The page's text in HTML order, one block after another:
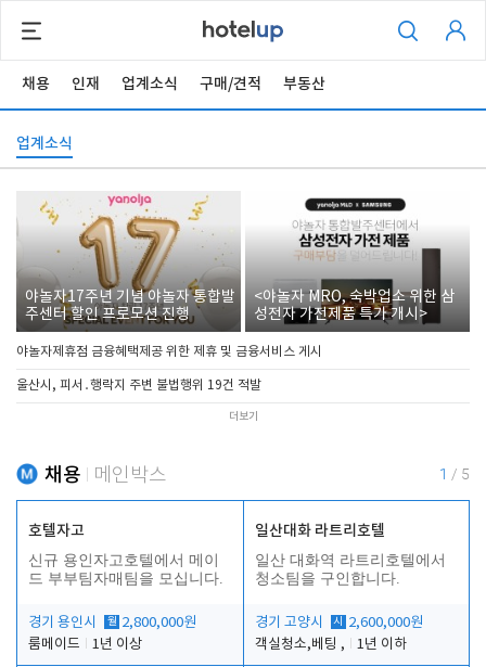
채용 인재 업계소식 구매/견적 부동산
업계소식
야놀자17주년 기념 야놀자 통합발
주센터 할인 프로모션 진행
<야놀자 MRO, 숙박업소 위한 삼
성전자 가전제품 특가 개시>
야놀자제휴점 금융혜택제공 위한 제휴 및 금융서비스 게시
울산시, 피서․행락지 주변 불법행위 19건 적발
더보기
채용 메인박스 1 / 5
호텔자고
신규 용인자고호텔에서 메이
드 부부팀자매팀을 모십니다.
경기 용인시 월 2,800,000원
룸메이드
1년 이상
일산대화 라트리호텔
일산 대화역 라트리호텔에서
청소팀을 구인합니다.
경기 고양시 시
2,600,000원
객실청소,베팅 ,
1년 이하